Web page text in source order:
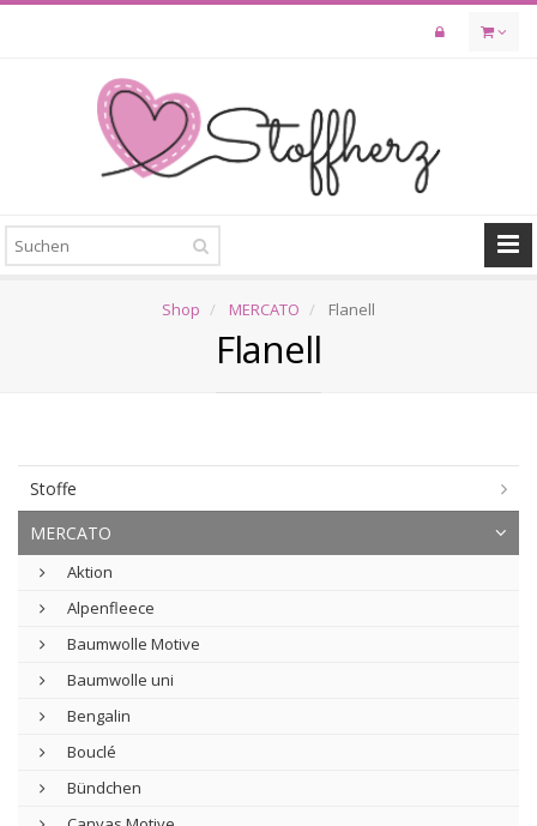
Skip
Shop MERCATO Flanell
Flanell
Stoffe
MERCATO
Aktion
Alpenfleece
Baumwolle Motive
Baumwolle uni
Bengalin
Bouclé
Bündchen